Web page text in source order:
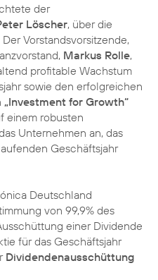
der
Löscher, über die
Vorstandsvorsitzende,
Markus Rolle,
profitable Wachstum
sowie den erfolgreichen
„Investment for Growth“
einem robusten
Unternehmen an, das
Geschäftsjahr
Deutschland
von 99,9% des
einer Dividende
für das Geschäftsjahr
Dividendenausschüttung